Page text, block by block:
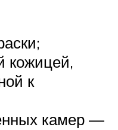
кожицей,
к
камер —